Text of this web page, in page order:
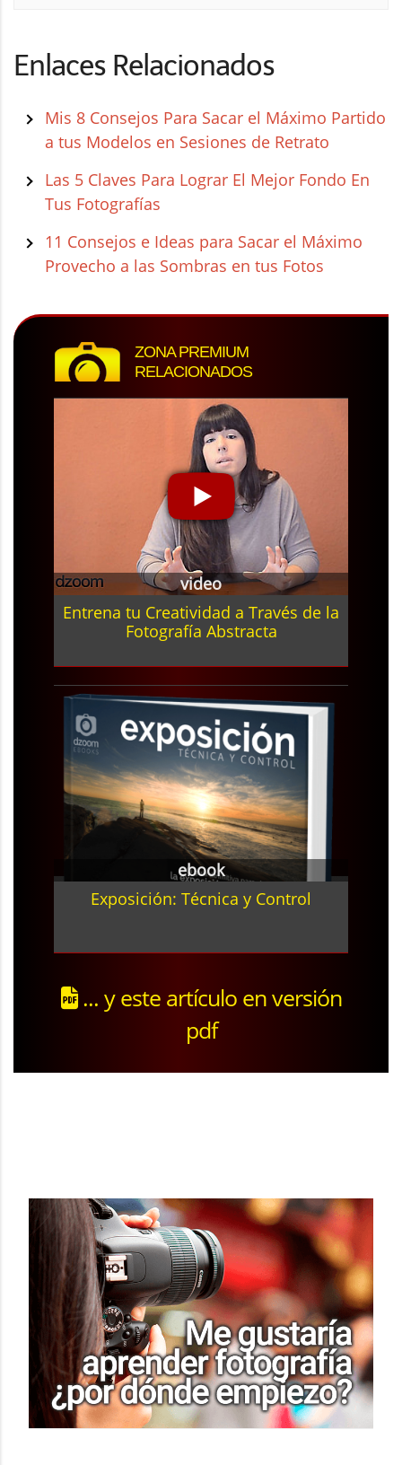
Enlaces Relacionados
Mis 8 Consejos Para Sacar el Máximo Partido
a tus Modelos en Sesiones de Retrato
Las 5 Claves Para Lograr El Mejor Fondo En
Tus Fotografías
11 Consejos e Ideas para Sacar el Máximo
Provecho a las Sombras en tus Fotos
ZONA PREMIUM
RELACIONADOS
video
Entrena tu Creatividad a Través de la
Fotografía Abstracta
ebook
Exposición: Técnica y Control
... y este artículo en versión
pdf